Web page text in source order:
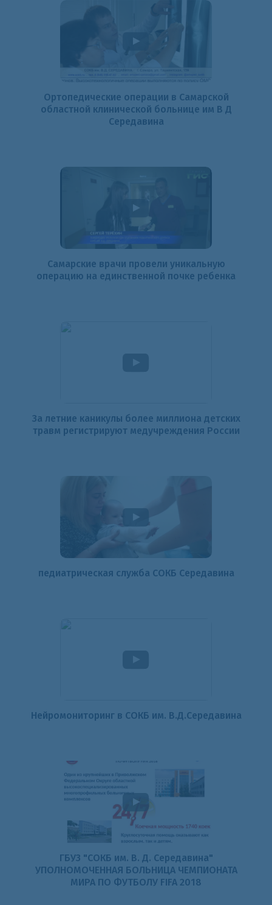
Ортопедические операции в Самарской
областной клинической больнице им В Д
Середавина
Самарские врачи провели уникальную
операцию на единственной почке ребенка
За летние каникулы более миллиона детских
травм регистрируют медучреждения России
педиатрическая служба СОКБ Середавина
Нейромониторинг в СОКБ им. В.Д.Середавина
ГБУЗ "СОКБ им. В. Д. Середавина"
УПОЛНОМОЧЕННАЯ БОЛЬНИЦА ЧЕМПИОНАТА
МИРА ПО ФУТБОЛУ FIFA 2018